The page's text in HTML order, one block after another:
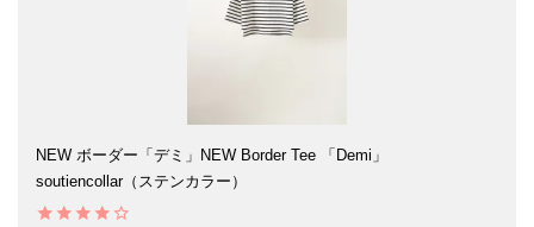
NEW ボーダー「デミ」NEW Border Tee 「Demi」
soutiencollar（ステンカラー）